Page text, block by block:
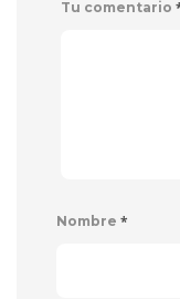
Tu comentario
Nombre *